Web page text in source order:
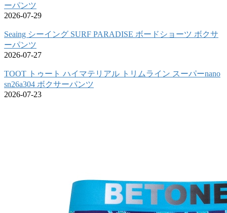
ーパンツ
2026-07-29
Seaing シーイング SURF PARADISE ボードショーツ ボクサ
ーパンツ
2026-07-27
TOOT トゥート ハイマテリアル トリムライン スーパーnano
sn26a304 ボクサーパンツ
2026-07-23